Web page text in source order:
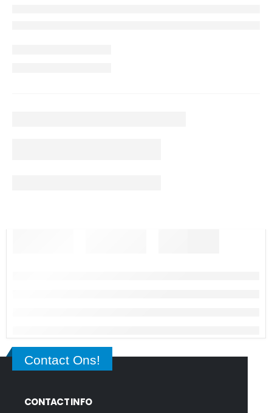
Contact Ons!
CONTACT INFO